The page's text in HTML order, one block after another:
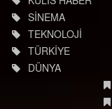
SİNEMA
TEKNOLOJİ
TÜRKİYE
DÜNYA